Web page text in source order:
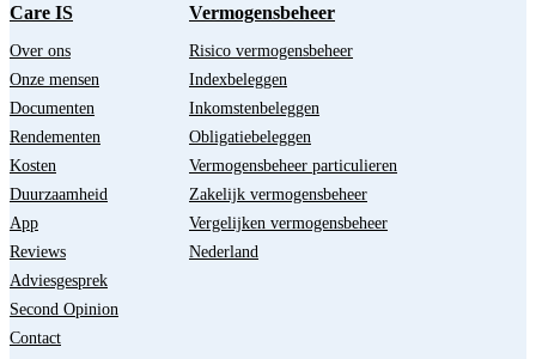
Care IS
Over ons
Onze mensen
Documenten
Rendementen
Kosten
Duurzaamheid
App
Reviews
Adviesgesprek
Second Opinion
Contact
Vermogensbeheer
Risico vermogensbeheer
Indexbeleggen
Inkomstenbeleggen
Obligatiebeleggen
Vermogensbeheer particulieren
Zakelijk vermogensbeheer
Vergelijken vermogensbeheer
Nederland